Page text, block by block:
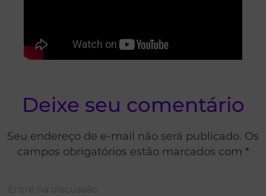
Deixe seu comentário
Seu endereço de e-mail não será publicado. Os
campos obrigatórios estão marcados com *